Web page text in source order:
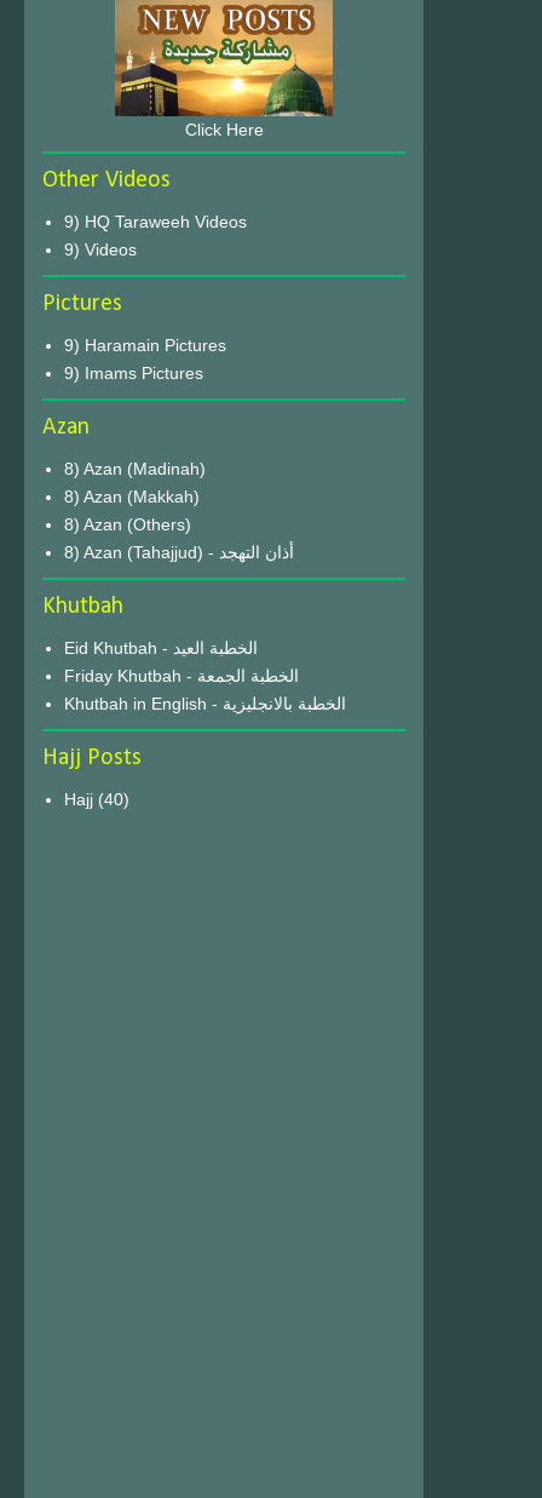
Click Here
Other Videos
9) HQ Taraweeh Videos
9) Videos
Pictures
9) Haramain Pictures
9) Imams Pictures
Azan
8) Azan (Madinah)
8) Azan (Makkah)
8) Azan (Others)
8) Azan (Tahajjud) - أذان التهجد
Khutbah
Eid Khutbah - الخطبة العيد
Friday Khutbah - الخطبة الجمعة
Khutbah in English - الخطبة بالانجليزية
Hajj Posts
Hajj (40)